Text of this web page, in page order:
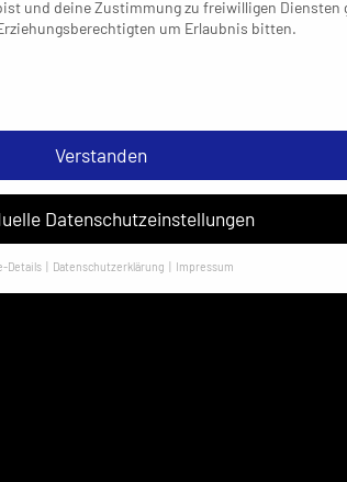
und deine Zustimmung zu freiwilligen Diensten
um Erlaubnis bitten.
Verstanden
Datenschutzeinstellungen
Details Datenschutzerklärung Impressum